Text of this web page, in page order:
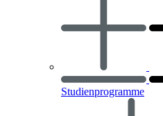
Studienprogramme